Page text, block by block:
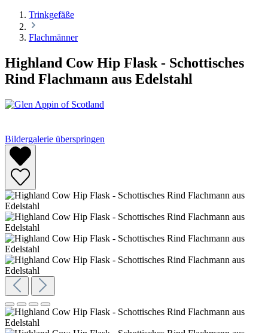
Trinkgefäße
Flachmänner
Highland Cow Hip Flask - Schottisches
Rind Flachmann aus Edelstahl
Bildergalerie überspringen